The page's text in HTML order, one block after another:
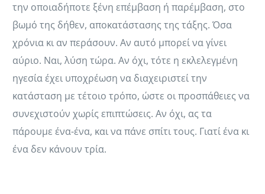
την οποιαδήποτε ξένη επέμβαση ή παρέμβαση, στο
βωμό της δήθεν, αποκατάστασης της τάξης. Όσα
χρόνια κι αν περάσουν. Αν αυτό μπορεί να γίνει
αύριο. Ναι, λύση τώρα. Αν όχι, τότε η εκλελεγμένη
ηγεσία έχει υποχρέωση να διαχειριστεί την
κατάσταση με τέτοιο τρόπο, ώστε οι προσπάθειες να
συνεχιστούν χωρίς επιπτώσεις. Αν όχι, ας τα
πάρουμε ένα-ένα, και να πάνε σπίτι τους. Γιατί ένα κι
ένα δεν κάνουν τρία.